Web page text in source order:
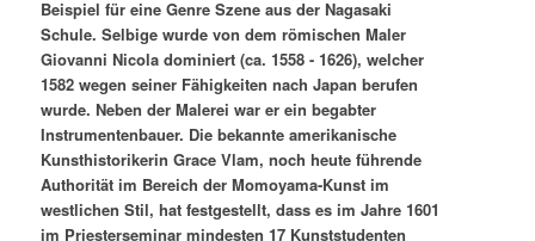
Beispiel für eine Genre Szene aus der Nagasaki
Schule. Selbige wurde von dem römischen Maler
Giovanni Nicola dominiert (ca. 1558 - 1626), welcher
1582 wegen seiner Fähigkeiten nach Japan berufen
wurde. Neben der Malerei war er ein begabter
Instrumentenbauer. Die bekannte amerikanische
Kunsthistorikerin Grace Vlam, noch heute führende
Authorität im Bereich der Momoyama-Kunst im
westlichen Stil, hat festgestellt, dass es im Jahre 1601
im Priesterseminar mindesten 17 Kunststudenten